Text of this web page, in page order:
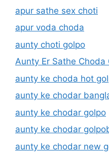
apur sathe sex choti
apur voda choda
aunty choti golpo
Aunty Er Sathe Choda
aunty ke choda hot
aunty ke chodar
aunty ke chodar golpo
aunty ke chodar
aunty ke chodar new